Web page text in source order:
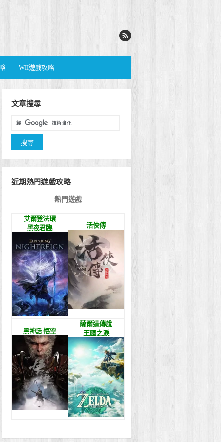
WII遊戲攻略
文章搜尋
近期熱門遊戲攻略
熱門遊戲
艾爾登法環
黑夜君臨
活俠傳
黑神話 悟空
薩爾達傳說
王國之淚